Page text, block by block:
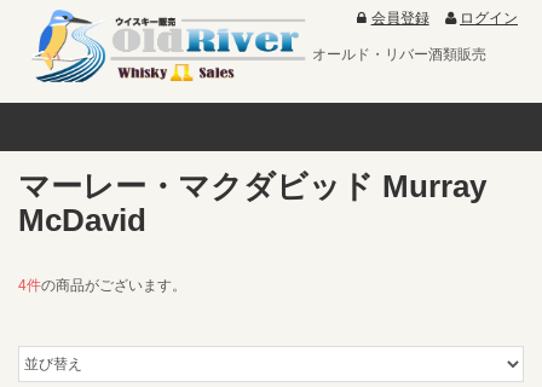
会員登録 ログイン
オールド・リバー酒類販売
マーレー・マクダビッド Murray
McDavid
4件の商品がございます。